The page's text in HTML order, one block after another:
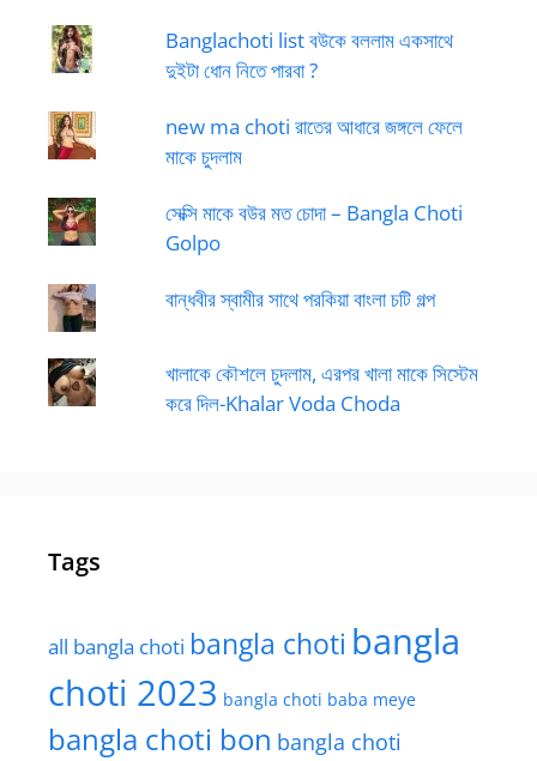
Banglachoti list বউকে বললাম একসাথে
দুইটা ধোন নিতে পারবা ?
new ma choti রাতের আধারে জঙ্গলে ফেলে
মাকে চুদলাম
সেক্সি মাকে বউর মত চোদা – Bangla Choti
Golpo
বান্ধবীর স্বামীর সাথে পরকিয়া বাংলা চটি গল্প
খালাকে কৌশলে চুদলাম, এরপর খালা মাকে সিস্টেম
করে দিল-Khalar Voda Choda
Tags
all bangla choti bangla choti bangla
choti 2023 bangla choti baba meye
bangla choti bon bangla choti